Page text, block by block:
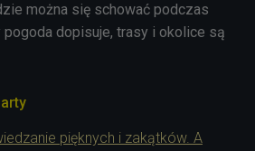
można się schować podczas
dopisuje, trasy i okolice są
pięknych i zakątków. A